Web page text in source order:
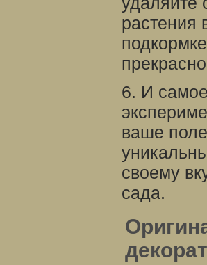
растения
6. И
ваше
своему
сада.